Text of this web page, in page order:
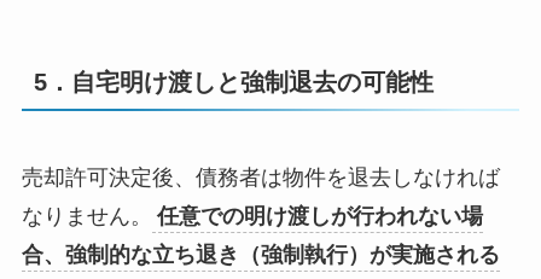
5．自宅明け渡しと強制退去の可能性
売却許可決定後、債務者は物件を退去しなければ
なりません。
任意での明け渡しが行われない場
合、強制的な立ち退き（強制執行）が実施される